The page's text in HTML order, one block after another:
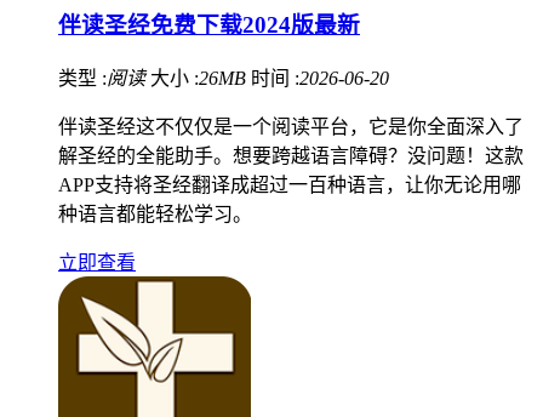
伴读圣经免费下载2024版最新
类型 :阅读 大小 :26MB 时间 :2026-06-20
伴读圣经这不仅仅是一个阅读平台，它是你全面深入了
解圣经的全能助手。想要跨越语言障碍？没问题！这款
APP支持将圣经翻译成超过一百种语言，让你无论用哪
种语言都能轻松学习。
立即查看